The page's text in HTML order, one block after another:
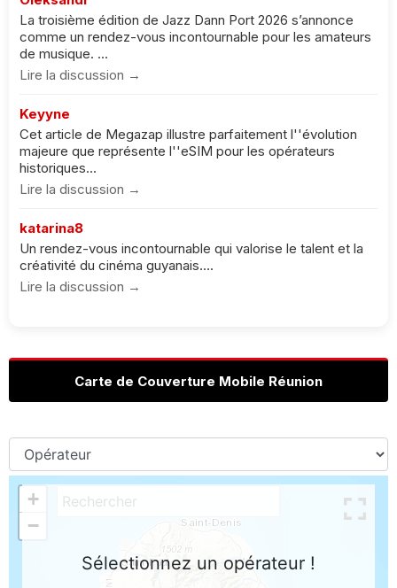
La troisième édition de Jazz Dann Port 2026 s’annonce
comme un rendez-vous incontournable pour les amateurs
de musique. ...
Lire la discussion →
Keyyne
Cet article de Megazap illustre parfaitement l''évolution
majeure que représente l''eSIM pour les opérateurs
historiques...
Lire la discussion →
katarina8
Un rendez-vous incontournable qui valorise le talent et la
créativité du cinéma guyanais....
Lire la discussion →
Carte de Couverture Mobile Réunion